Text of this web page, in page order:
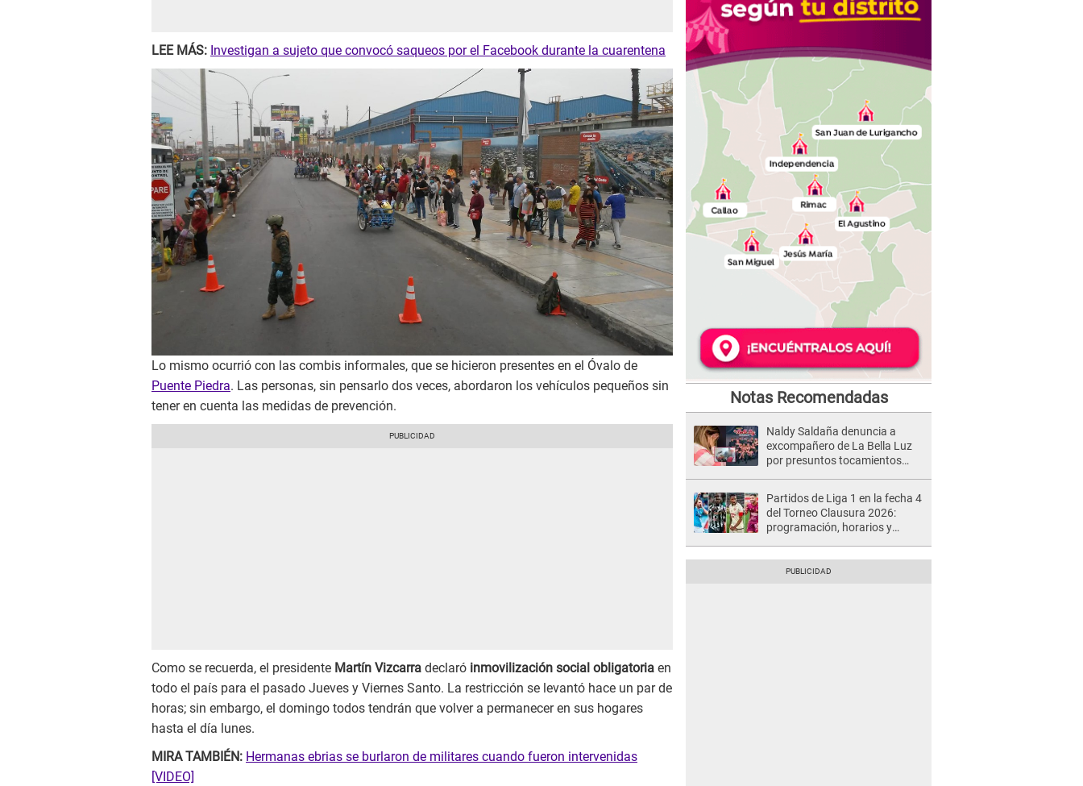
LEE MÁS: Investigan a sujeto que convocó saqueos por el Facebook durante la cuarentena
Lo mismo ocurrió con las combis informales, que se hicieron presentes en el Óvalo de
Puente Piedra. Las personas, sin pensarlo dos veces, abordaron los vehículos pequeños sin
tener en cuenta las medidas de prevención.
Como se recuerda, el presidente Martín Vizcarra declaró inmovilización social obligatoria en
todo el país para el pasado Jueves y Viernes Santo. La restricción se levantó hace un par de
horas; sin embargo, el domingo todos tendrán que volver a permanecer en sus hogares
hasta el día lunes.
MIRA TAMBIÉN: Hermanas ebrias se burlaron de militares cuando fueron intervenidas
[VIDEO]
Notas Recomendadas
Naldy Saldaña denuncia a
excompañero de La Bella Luz
por presuntos tocamientos
Partidos de Liga 1 en la fecha 4
del Torneo Clausura 2026:
programación, horarios y